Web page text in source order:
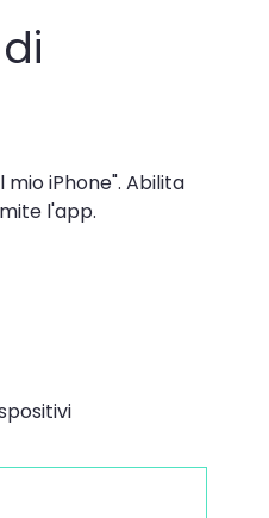
iPhone". Abilita
l'app.